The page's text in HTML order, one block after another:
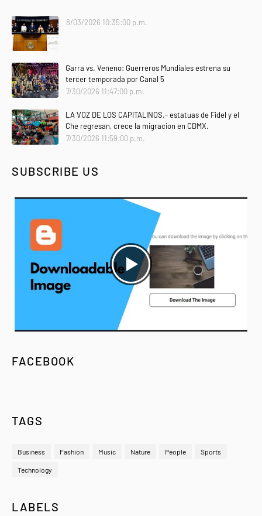
8/03/2026 10:35:00 p.m.
Garra vs. Veneno: Guerreros Mundiales estrena su
tercer temporada por Canal 5
7/30/2026 11:47:00 p.m.
LA VOZ DE LOS CAPITALINOS.- estatuas de Fidel y el
Che regresan, crece la migracion en CDMX.
7/30/2026 11:59:00 p.m.
SUBSCRIBE US
FACEBOOK
TAGS
Business Fashion Music Nature People Sports
Technology
LABELS